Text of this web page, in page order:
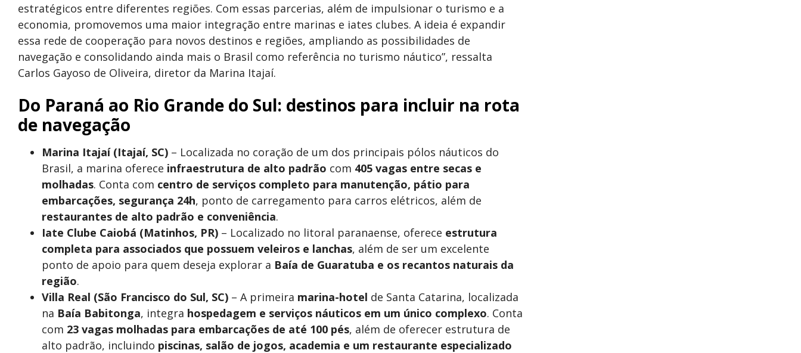
estratégicos entre diferentes regiões. Com essas parcerias, além de impulsionar o turismo e a
economia, promovemos uma maior integração entre marinas e iates clubes. A ideia é expandir
essa rede de cooperação para novos destinos e regiões, ampliando as possibilidades de
navegação e consolidando ainda mais o Brasil como referência no turismo náutico”, ressalta
Carlos Gayoso de Oliveira, diretor da Marina Itajaí.
Do Paraná ao Rio Grande do Sul: destinos para incluir na rota
de navegação
Marina Itajaí (Itajaí, SC) – Localizada no coração de um dos principais pólos náuticos do
Brasil, a marina oferece infraestrutura de alto padrão com 405 vagas entre secas e
molhadas. Conta com centro de serviços completo para manutenção, pátio para
embarcações, segurança 24h, ponto de carregamento para carros elétricos, além de
restaurantes de alto padrão e conveniência.
Iate Clube Caiobá (Matinhos, PR) – Localizado no litoral paranaense, oferece estrutura
completa para associados que possuem veleiros e lanchas, além de ser um excelente
ponto de apoio para quem deseja explorar a Baía de Guaratuba e os recantos naturais da
região.
Villa Real (São Francisco do Sul, SC) – A primeira marina-hotel de Santa Catarina, localizada
na Baía Babitonga, integra hospedagem e serviços náuticos em um único complexo. Conta
com 23 vagas molhadas para embarcações de até 100 pés, além de oferecer estrutura de
alto padrão, incluindo piscinas, salão de jogos, academia e um restaurante especializado